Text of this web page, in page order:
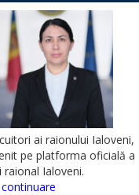
ai raionului Ialoveni,
pe platforma oficială a
raional Ialoveni.